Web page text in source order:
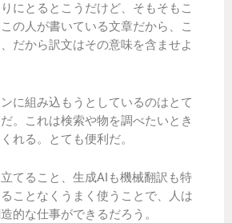
にとるとこうだけど、そもそもこ
の人が書いている文章だから、こ
だから訳文はその意味を含ませよ
に組み込もうとしているのはとて
。これは検索や物を調べたいとき
れる。とても便利だ。
てること、生成AIも機械翻訳も特
ことなくうまく使うことで、人は
的な仕事ができるだろう。